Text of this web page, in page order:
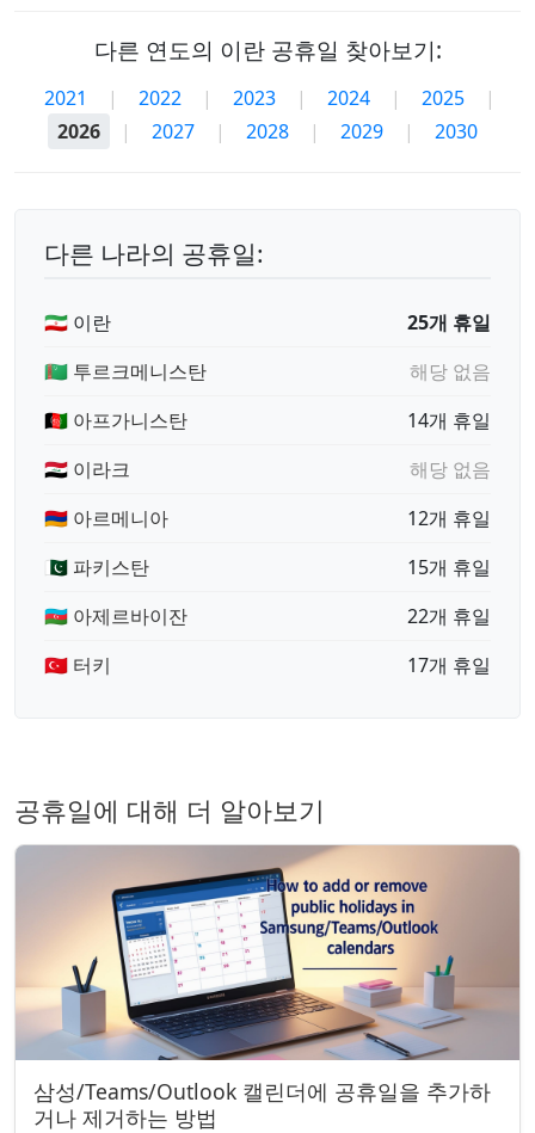
다른 연도의 이란 공휴일 찾아보기:
2021 | 2022 | 2023 | 2024 | 2025
|
2026
| 2027 | 2028 | 2029 | 2030
다른 나라의 공휴일:
🇮🇷 이란
25개 휴일
🇹🇲 투르크메니스탄
해당 없음
🇦🇫 아프가니스탄
14개 휴일
🇮🇶 이라크
해당 없음
🇦🇲 아르메니아
12개 휴일
🇵🇰 파키스탄
15개 휴일
🇦🇿 아제르바이잔
22개 휴일
🇹🇷 터키
17개 휴일
공휴일에 대해 더 알아보기
삼성/Teams/Outlook 캘린더에 공휴일을 추가하
거나 제거하는 방법